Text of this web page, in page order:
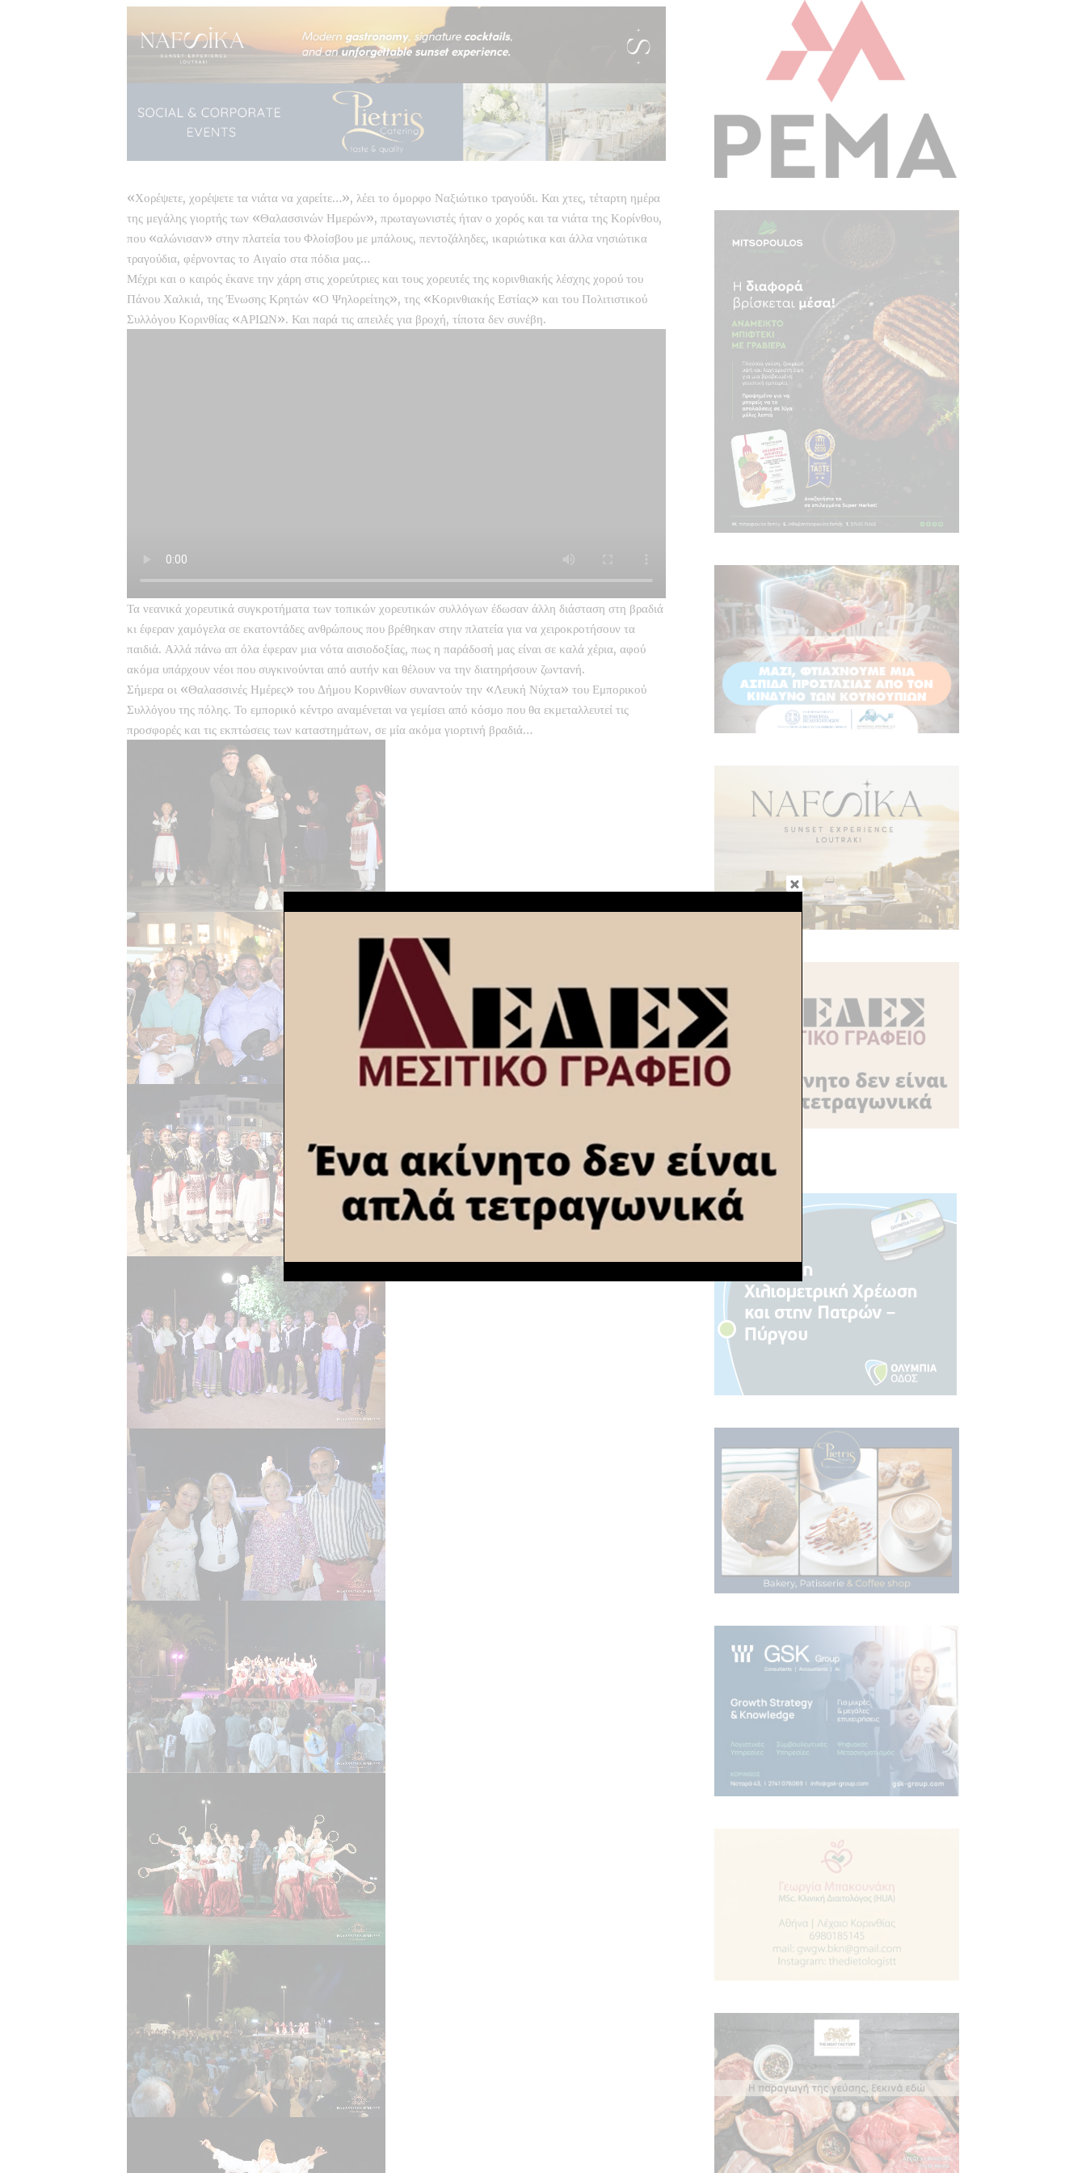
«Χορέψετε, χορέψετε τα νιάτα να χαρείτε…», λέει το όμορφο Ναξιώτικο τραγούδι. Και χτες, τέταρτη ημέρα
της μεγάλης γιορτής των «Θαλασσινών Ημερών», πρωταγωνιστές ήταν ο χορός και τα νιάτα της Κορίνθου,
που «αλώνισαν» στην πλατεία του Φλοίσβου με μπάλους, πεντοζάληδες, ικαριώτικα και άλλα νησιώτικα
τραγούδια, φέρνοντας το Αιγαίο στα πόδια μας…
Μέχρι και ο καιρός έκανε την χάρη στις χορεύτριες και τους χορευτές της κορινθιακής λέσχης χορού του
Πάνου Χαλκιά, της Ένωσης Κρητών «Ο Ψηλορείτης», της «Κορινθιακής Εστίας» και του Πολιτιστικού
Συλλόγου Κορινθίας «ΑΡΙΩΝ». Και παρά τις απειλές για βροχή, τίποτα δεν συνέβη.
Τα νεανικά χορευτικά συγκροτήματα των τοπικών χορευτικών συλλόγων έδωσαν άλλη διάσταση στη βραδιά
κι έφεραν χαμόγελα σε εκατοντάδες ανθρώπους που βρέθηκαν στην πλατεία για να χειροκροτήσουν τα
παιδιά. Αλλά πάνω απ όλα έφεραν μια νότα αισιοδοξίας, πως η παράδοσή μας είναι σε καλά χέρια, αφού
ακόμα υπάρχουν νέοι που συγκινούνται από αυτήν και θέλουν να την διατηρήσουν ζωντανή.
Σήμερα οι «Θαλασσινές Ημέρες» του Δήμου Κορινθίων συναντούν την «Λευκή Νύχτα» του Εμπορικού
Συλλόγου της πόλης. Το εμπορικό κέντρο αναμένεται να γεμίσει από κόσμο που θα εκμεταλλευτεί τις
προσφορές και τις εκπτώσεις των καταστημάτων, σε μία ακόμα γιορτινή βραδιά…